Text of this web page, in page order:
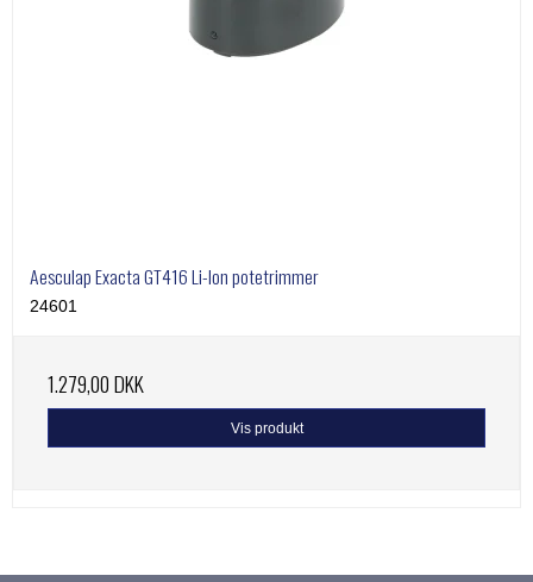
Aesculap Exacta GT416 Li-Ion potetrimmer
24601
1.279,00 DKK
Vis produkt